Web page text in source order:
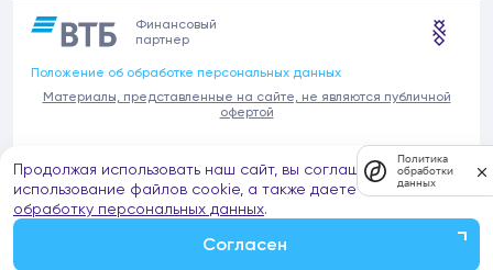
Финансовый
партнер
Положение об обработке персональных данных
Материалы, представленные на сайте, не являются публичной
офертой
В связи с участившимися случаями предложений частных услуг от
имени компании Донстрой (проведения ремонтов, продажи
отделочных материалов и т.п.), обращаем внимание на то, что
компания Донстрой не оказывает таких услуг, не имеет
представительств такого профиля и не обращается к частным
Продолжая использовать наш сайт, вы соглашаетесь на
использование файлов cookie, а также даете согласие на
обработку персональных данных.
Согласен
Политика
обработки
данных